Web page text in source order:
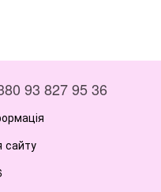
93 827 95 36
сайту